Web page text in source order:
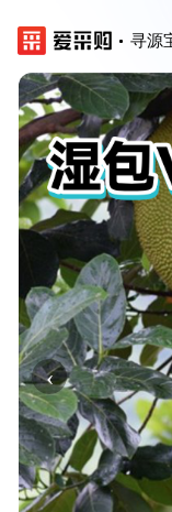
寻源
‹